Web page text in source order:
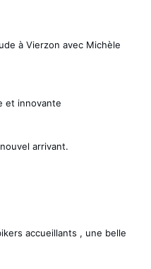
à Vierzon avec Michèle
et innovante
arrivant.
accueillants , une belle